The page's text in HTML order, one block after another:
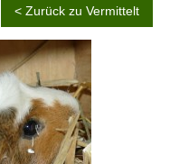
< Zurück zu Vermittelt